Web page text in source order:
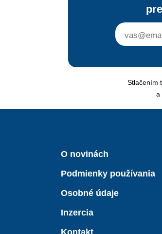
Stlačením
a
O novinách
Podmienky používania
Osobné údaje
Inzercia